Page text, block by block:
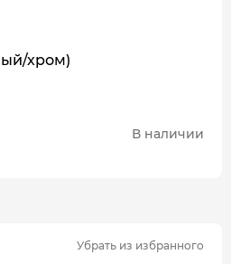
хром)
В наличии
Убрать из избранного